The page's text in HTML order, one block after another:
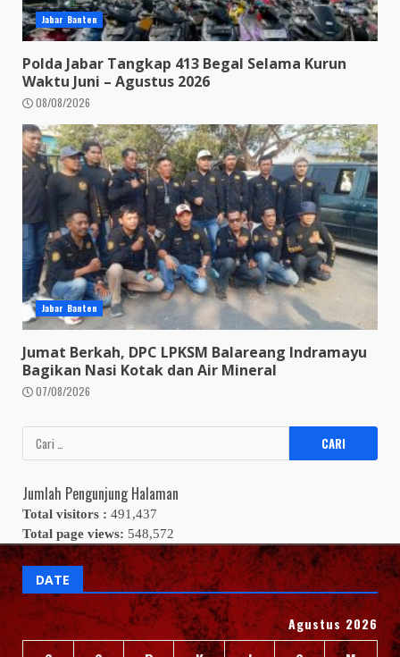
Jabar Banten
Polda Jabar Tangkap 413 Begal Selama Kurun
Waktu Juni – Agustus 2026
08/08/2026
Jabar Banten
Jumat Berkah, DPC LPKSM Balareang Indramayu
Bagikan Nasi Kotak dan Air Mineral
07/08/2026
Cari
untuk:
Jumlah Pengunjung Halaman
Total visitors : 491,437
Total page views: 548,572
DATE
Agustus 2026